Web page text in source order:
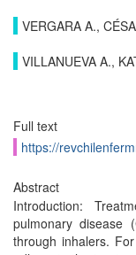
VERGARA A.,
VILLANUEVA A.,
Full text
https://
Abstract
Introduction:
pulmonary disease
through inhalers.